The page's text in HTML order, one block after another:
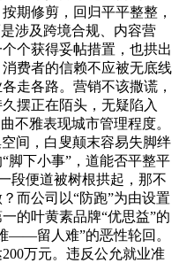
期修剪，回归平平整整，
涉及跨境合规、内容营
个获得妥帖措置，也拱出
费者的信赖不应被无底线
走各路。营销不该撒谎，
摆正在陌头，无疑陷入
不雅表现城市管理程度。
间，白叟颠末容易失脚绊
脚下小事”，道能否平整平
段便道被树根拱起，那不
而公司以“防跑”为由设置
的叶黄素品牌“优思益”的
——留人难”的恶性轮回。
万元。违反公允就业准